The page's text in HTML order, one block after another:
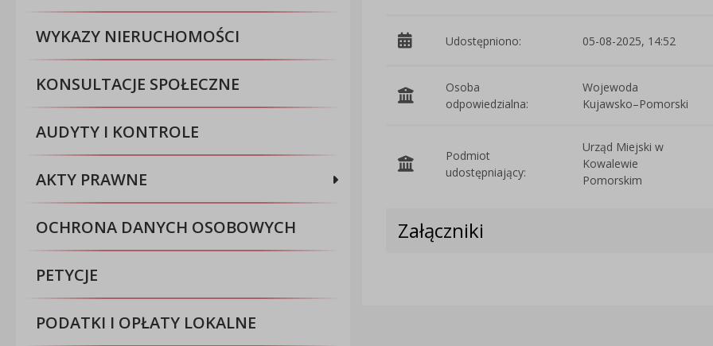
WYKAZY NIERUCHOMOŚCI
KONSULTACJE SPOŁECZNE
AUDYTY I KONTROLE
AKTY PRAWNE
OCHRONA DANYCH OSOBOWYCH
PETYCJE
PODATKI I OPŁATY LOKALNE
Udostępniono: 05-08-2025, 14:52
Osoba
odpowiedzialna:
Wojewoda
Kujawsko–Pomorski
Podmiot
udostępniający:
Urząd Miejski w
Kowalewie
Pomorskim
Załączniki